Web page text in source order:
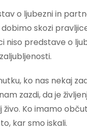
o ljubezni in
dobimo skozi
niso predstave o
ko nas nekaj
zazdi, da je
Ko imamo
kar smo iskali.